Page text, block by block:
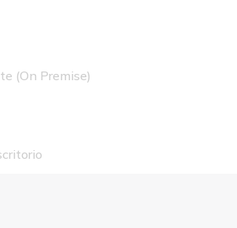
(On Premise)